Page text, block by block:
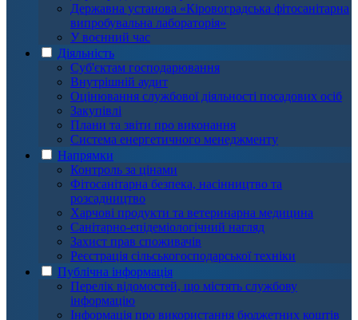
Державна установа «Кіровоградська фітосанітарна
випробувальна лабораторія»
У воєнний час
Діяльність
Суб'єктам господарювання
Внутрішній аудит
Оцінювання службової діяльності посадових осіб
Закупівлі
Плани та звіти про виконання
Система енергетичного менеджменту
Напрямки
Контроль за цінами
Фітосанітарна безпека, насінництво та
розсадництво
Харчові продукти та ветеринарна медицина
Санітарно-епідеміологічний нагляд
Захист прав споживачів
Реєстрація сільськогосподарської техніки
Публічна інформація
Перелік відомостей, що містять службову
інформацію
Інформація про використання бюджетних коштів